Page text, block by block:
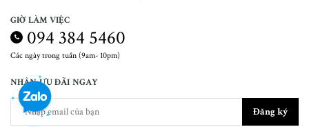
GIỜ LÀM VIỆC
094 384 5460
Các ngày trong tuần (9am- 10pm)
NHẬN ƯU ĐÃI NGAY
Đăng ký